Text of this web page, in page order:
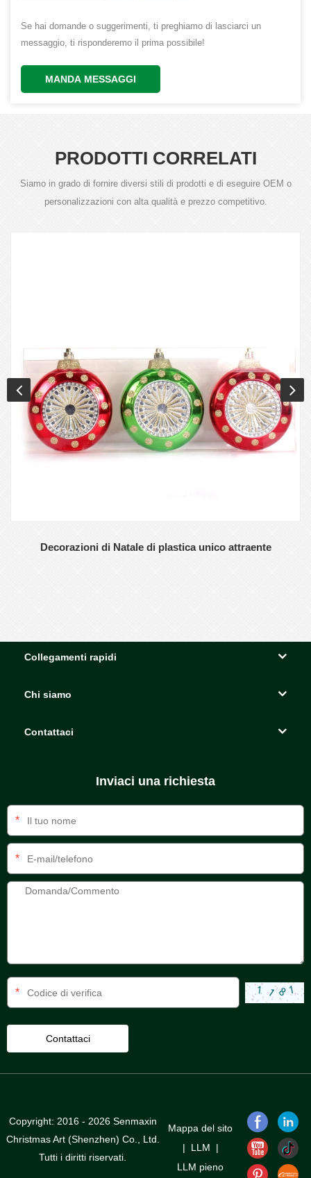
Se hai domande o suggerimenti, ti preghiamo di lasciarci un
messaggio, ti risponderemo il prima possibile!
MANDA MESSAGGI
PRODOTTI CORRELATI
Siamo in grado di fornire diversi stili di prodotti e di eseguire OEM o
personalizzazioni con alta qualità e prezzo competitivo.
Decorazioni di Natale di plastica unico attraente
Collegamenti rapidi
Chi siamo
Contattaci
Inviaci una richiesta
*
*
*
Copyright: 2016 - 2026 Senmaxin
Christmas Art (Shenzhen) Co., Ltd.
Tutti i diritti riservati.
Mappa del sito
| LLM |
LLM pieno